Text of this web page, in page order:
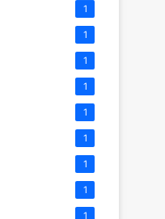
1
1
1
1
1
1
1
1
1